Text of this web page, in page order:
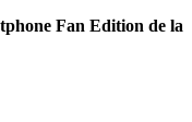
Fan Edition de la